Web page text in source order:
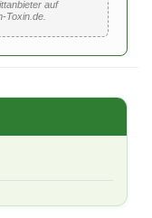
auf
Toxin.de.